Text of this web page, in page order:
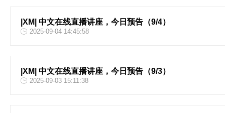
|XM| 中文在线直播讲座，今日预告（9/4）
2025-09-04 14:45:58
|XM| 中文在线直播讲座，今日预告（9/3）
2025-09-03 15:11:38